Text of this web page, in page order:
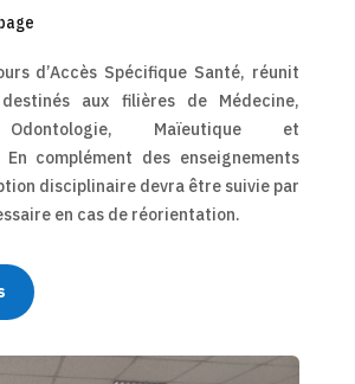
d’Accès Spécifique Santé, réunit
aux filières de Médecine,
Odontologie, Maïeutique et
En complément des enseignements
disciplinaire devra être suivie par
en cas de réorientation.